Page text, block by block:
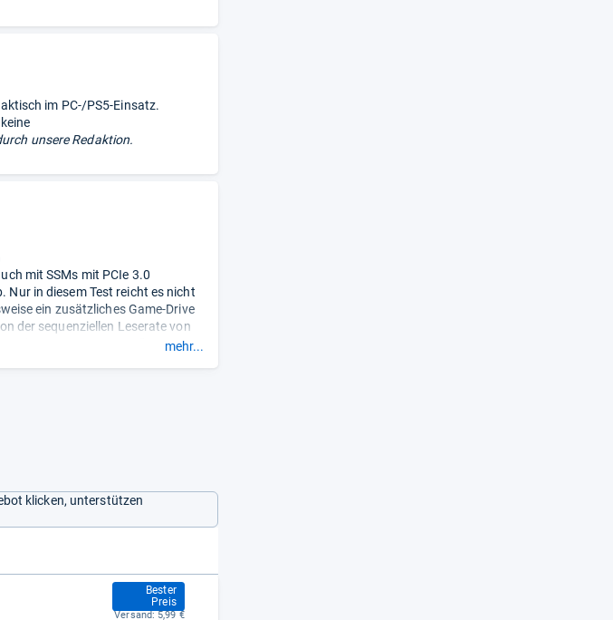
im PC-/PS5-Einsatz.
unsere Redaktion.
mit SSMs mit PCIe 3.0
Nur in diesem Test reicht es nicht
ein zusätzliches Game-Drive
der sequenziellen Leserate von
mehr...
klicken, unterstützen
Bester
Preis
279,00 €
Versand: 5,99 €